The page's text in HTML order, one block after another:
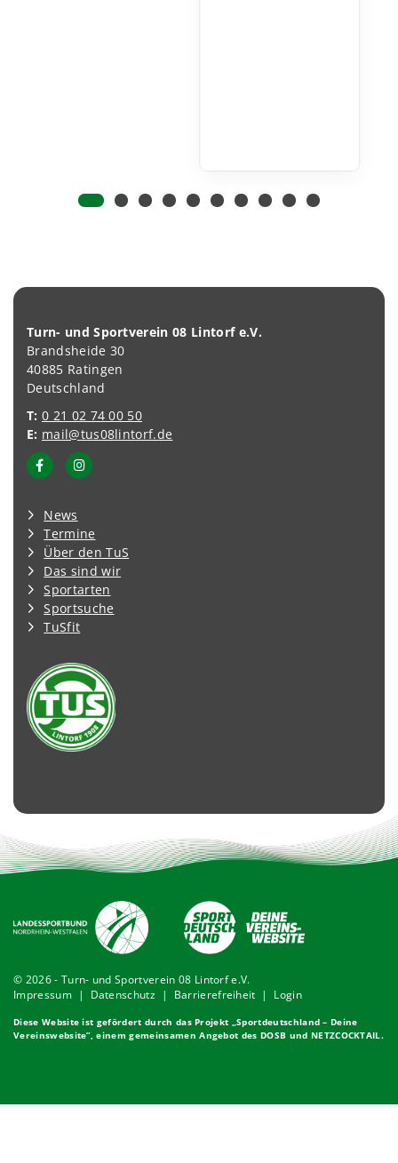
Turn- und Sportverein 08 Lintorf e.V.
Brandsheide 30
40885 Ratingen
Deutschland
T: 0 21 02 74 00 50
E: mail@tus08lintorf.de
News
Termine
Über den TuS
Das sind wir
Sportarten
Sportsuche
TuSfit
© 2026 - Turn- und Sportverein 08 Lintorf e.V.
Impressum| Datenschutz | Barrierefreiheit | Login
Diese Website ist gefördert durch das Projekt „Sportdeutschland – Deine
Vereinswebsite”, einem gemeinsamen Angebot des DOSB und NETZCOCKTAIL.